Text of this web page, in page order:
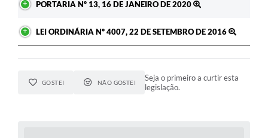
PORTARIA Nº 13, 16 DE JANEIRO DE 2020
LEI ORDINÁRIA Nº 4007, 22 DE SETEMBRO DE 2016
GOSTEI NÃO GOSTEI
Seja o primeiro a curtir esta
legislação.